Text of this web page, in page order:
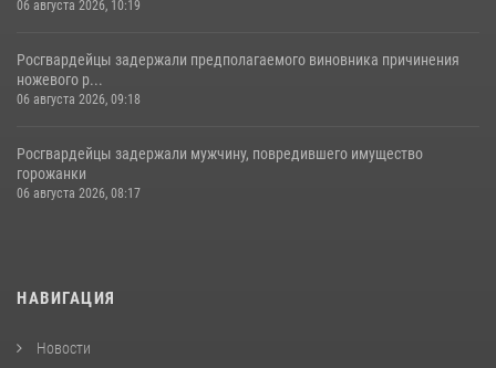
06 августа 2026, 10:19
Росгвардейцы задержали предполагаемого виновника причинения
ножевого р...
06 августа 2026, 09:18
Росгвардейцы задержали мужчину, повредившего имущество
горожанки
06 августа 2026, 08:17
НАВИГАЦИЯ
Новости